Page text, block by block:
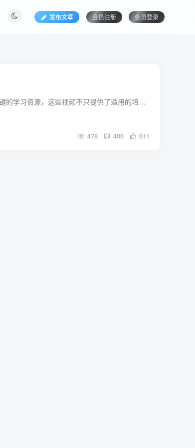
发布文章 会员注册 会员登录
华帝抽油yan机培修行业最新新闻与专业引见在华帝抽油yan机培修行业中，培修视频曾经成为了一项关键的学习资源，这些视频不只提供了适用的培修技巧，还为从业者提供了深化了解华帝抽油yan机外部结构和运作原理的时机，最近，网络上涌现出少量无关华帝抽油yan机培修......
478 406 611